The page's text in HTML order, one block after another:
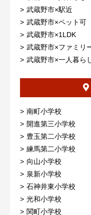
武蔵野市×駅近
武蔵野市×ペット可
武蔵野市×1LDK
武蔵野市×ファミリ
武蔵野市×一人暮ら
南町小学校
開進第三小学校
豊玉第二小学校
練馬第二小学校
向山小学校
泉新小学校
石神井東小学校
光和小学校
関町小学校